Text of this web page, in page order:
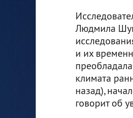
Людмила
и их
климата
назад),
говорит об